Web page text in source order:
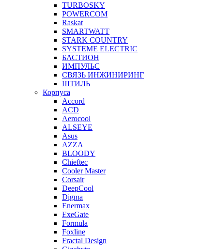
TURBOSKY
POWERCOM
Raskat
SMARTWATT
STARK COUNTRY
SYSTEME ELECTRIC
БАСТИОН
ИМПУЛЬС
СВЯЗЬ ИНЖИНИРИНГ
ШТИЛЬ
Корпуса
Accord
ACD
Aerocool
ALSEYE
Asus
AZZA
BLOODY
Chieftec
Cooler Master
Corsair
DeepCool
Digma
Enermax
ExeGate
Formula
Foxline
Fractal Design